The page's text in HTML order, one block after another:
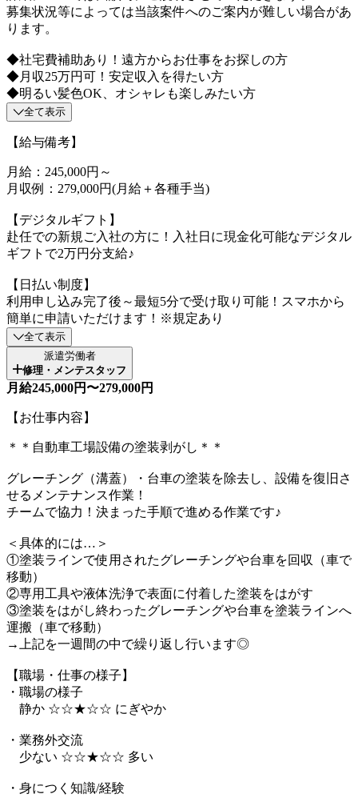
募集状況等によっては当該案件へのご案内が難しい場合があ
ります。
◆社宅費補助あり！遠方からお仕事をお探しの方
◆月収25万円可！安定収入を得たい方
◆明るい髪色OK、オシャレも楽しみたい方
全て表示
【給与備考】
月給：245,000円～
月収例：279,000円(月給＋各種手当)
【デジタルギフト】
赴任での新規ご入社の方に！入社日に現金化可能なデジタル
ギフトで2万円分支給♪
【日払い制度】
利用申し込み完了後～最短5分で受け取り可能！スマホから
簡単に申請いただけます！※規定あり
全て表示
派遣労働者
修理・メンテスタッフ
月給245,000円〜279,000円
【お仕事内容】
＊＊自動車工場設備の塗装剥がし＊＊
グレーチング（溝蓋）・台車の塗装を除去し、設備を復旧さ
せるメンテナンス作業！
チームで協力！決まった手順で進める作業です♪
＜具体的には…＞
①塗装ラインで使用されたグレーチングや台車を回収（車で
移動）
②専用工具や液体洗浄で表面に付着した塗装をはがす
③塗装をはがし終わったグレーチングや台車を塗装ラインへ
運搬（車で移動）
→上記を一週間の中で繰り返し行います◎
【職場・仕事の様子】
・職場の様子
静か ☆☆★☆☆ にぎやか
・業務外交流
少ない ☆☆★☆☆ 多い
・身につく知識/経験